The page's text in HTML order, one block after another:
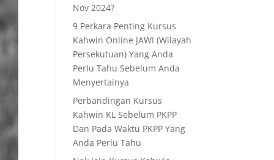
Nov 2024?
9 Perkara Penting Kursus
Kahwin Online JAWI (Wilayah
Persekutuan) Yang Anda
Perlu Tahu Sebelum Anda
Menyertainya
Perbandingan Kursus
Kahwin KL Sebelum PKPP
Dan Pada Waktu PKPP Yang
Anda Perlu Tahu